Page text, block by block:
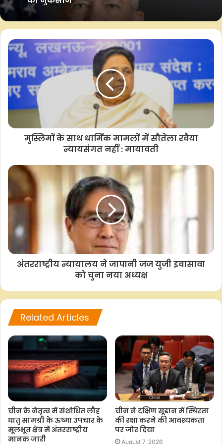
कि वह चुनाव इसलिए नहीं करा रहे क्योंकि उन्हें हार का डर है।
ग्राहम ने जेलेंस्की से इस्तीफा देने को कहा। ग्राहम 2022 में रूस के हमले
के खिलाफ यूक्रेन का समर्थन करते रहे हैं। हालांकि वह अक्सर दोस्ती और
गठबंधन में बदलाव के लिए भी जाने जाते हैं।
इस पर जेलेंस्की ने जवाब दिया था कि वह सिर्फ यूक्रेन के वोटरों को जवाब
देते हैं। उन्होंने ग्राहम को यूक्रेन की नागरिकता लेने की पेशकश की, ताकि
वह वोट देकर उन्हें हटा सकें।
एकेएस/एएस
c
e
o
k
t
A
p
T
w
i
t
e
C
p
y
L
i
k
S
h
a
r
e
मुस्लिमों के साथ धार्मिक मामलों में सौतेला रवैया
न्यायसंगत नहीं : मायावती
अंतरराष्ट्रीय न्यायालय ने जापानी जज युजी इवासावा
को चुना नया अध्यक्ष
Related Articles
चीन के नेतृत्व में संशोधित लौह
धातु सामग्री के ऊष्मा उपचार के
मूलभूत क्षेत्र में अंतरराष्ट्रीय
मानक जारी
चीन ने दक्षिण सूडान में स्थिरता
की रक्षा करने की आवश्यकता
पर जोर दिया
August 7, 2026